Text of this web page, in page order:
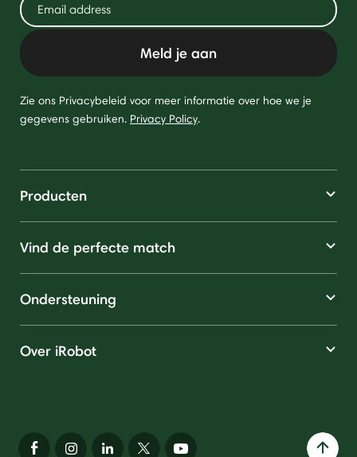
Meld je aan
Zie ons Privacybeleid voor meer informatie over hoe we je
gegevens gebruiken. Privacy Policy.
Producten
Vind de perfecte match
Ondersteuning
Over iRobot